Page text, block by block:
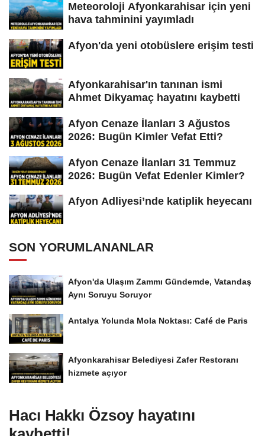
Meteoroloji Afyonkarahisar için yeni
hava tahminini yayımladı
Afyon'da yeni otobüslere erişim testi
Afyonkarahisar'ın tanınan ismi
Ahmet Dikyamaç hayatını kaybetti
Afyon Cenaze İlanları 3 Ağustos
2026: Bugün Kimler Vefat Etti?
Afyon Cenaze İlanları 31 Temmuz
2026: Bugün Vefat Edenler Kimler?
Afyon Adliyesi’nde katiplik heyecanı
SON YORUMLANANLAR
Afyon'da Ulaşım Zammı Gündemde, Vatandaş
Aynı Soruyu Soruyor
Antalya Yolunda Mola Noktası: Café de Paris
Afyonkarahisar Belediyesi Zafer Restoranı
hizmete açıyor
Hacı Hakkı Özsoy hayatını